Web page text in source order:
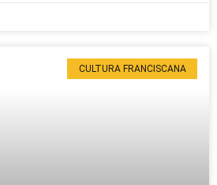
CULTURA FRANCISCANA